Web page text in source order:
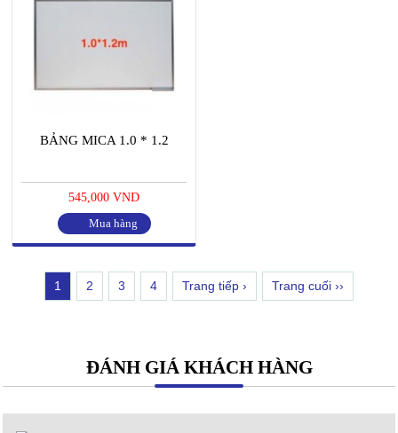
BẢNG MICA 1.0 * 1.2
545,000 VND
Mua hàng
1 2 3 4 Trang tiếp › Trang cuối ››
ĐÁNH GIÁ KHÁCH HÀNG